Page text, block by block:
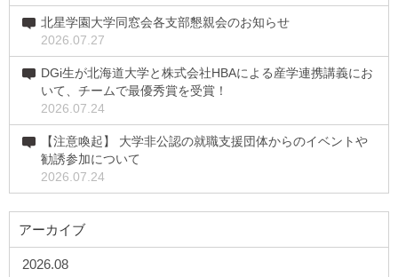
北星学園大学同窓会各支部懇親会のお知らせ
2026.07.27
DGi生が北海道大学と株式会社HBAによる産学連携講義にお
いて、チームで最優秀賞を受賞！
2026.07.24
【注意喚起】 大学非公認の就職支援団体からのイベントや
勧誘参加について
2026.07.24
アーカイブ
2026.08